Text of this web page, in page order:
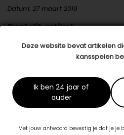
Deze website bevat artikelen
kansspelen
Ik ben 24 jaar of
ouder
Met jouw antwoord bevestig je dat je je
Datum: 27 maart 2019
Deel dit artikel
Dit artikel is tot stand gekomen
Dat heb ik nou altijd
www.dathebiknoualtijd.nl
Specialisten in jouw buurt